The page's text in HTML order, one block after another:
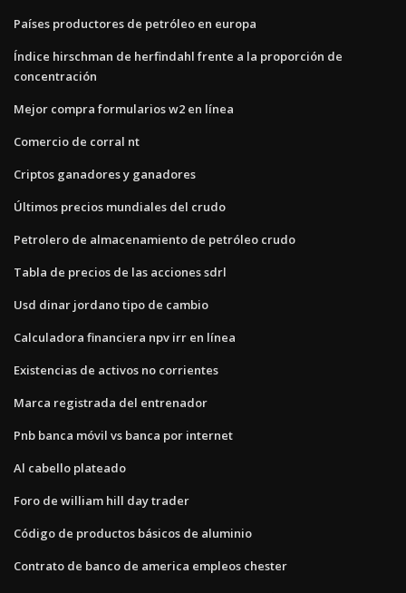
Países productores de petróleo en europa
Índice hirschman de herfindahl frente a la proporción de
concentración
Mejor compra formularios w2 en línea
Comercio de corral nt
Criptos ganadores y ganadores
Últimos precios mundiales del crudo
Petrolero de almacenamiento de petróleo crudo
Tabla de precios de las acciones sdrl
Usd dinar jordano tipo de cambio
Calculadora financiera npv irr en línea
Existencias de activos no corrientes
Marca registrada del entrenador
Pnb banca móvil vs banca por internet
Al cabello plateado
Foro de william hill day trader
Código de productos básicos de aluminio
Contrato de banco de america empleos chester